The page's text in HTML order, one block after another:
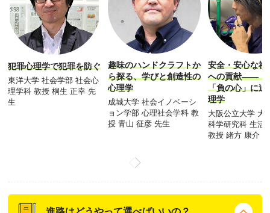
犯罪心理学で犯罪を防ぐ
東洋大学 社会学部 社会心
理学科 教授 桐生 正幸 先
生
趣味のハンドクラフトか
ら探る、学びと創造性の
心理学
成城大学 社会イノベーシ
ョン学部 心理社会学科 教
授 青山 征彦 先生
安全・安心な社
への貢献―― ヒ
「負の心」に迫
理学
大阪公立大学 大
科学研究科 生活
教授 緒方 康介